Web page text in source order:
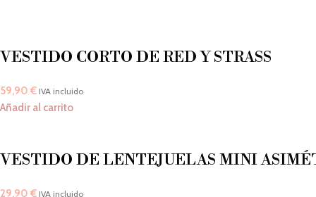
VESTIDO CORTO DE RED Y STRASS
59,90 € IVA incluido
Añadir al carrito
VESTIDO DE LENTEJUELAS MINI
29,90 € IVA incluido